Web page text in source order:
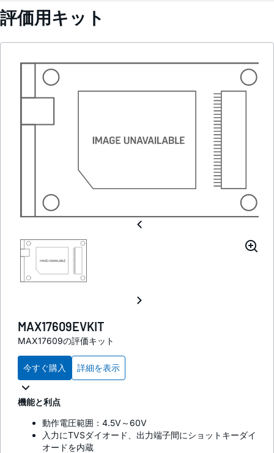
評価用キット
MAX17609EVKIT
MAX17609の評価キット
今すぐ購入 詳細を表示
機能と利点
動作電圧範囲：4.5V～60V
入力にTVSダイオード、出力端子間にショットキーダイ
オードを内蔵